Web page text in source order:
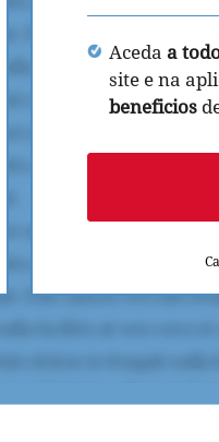
Aceda a
site e na
beneficios